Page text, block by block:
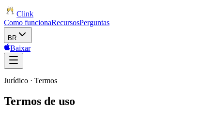
Clink
Como funcionaRecursosPerguntas
BR
Baixar
Jurídico · Termos
Termos de uso